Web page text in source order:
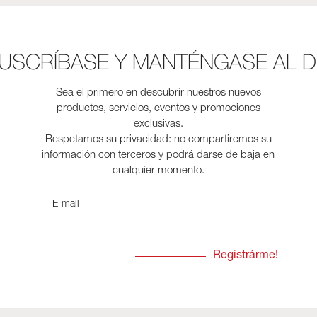
Y MANTÉNGASE AL
Sea el primero en descubrir nuestros nuevos
productos, servicios, eventos y promociones
exclusivas.
Respetamos su privacidad: no compartiremos su
información con terceros y podrá darse de baja en
cualquier momento.
E-mail